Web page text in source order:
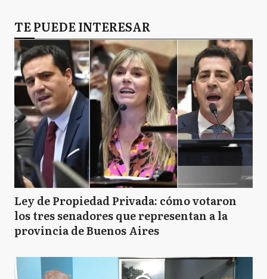
TE PUEDE INTERESAR
Ley de Propiedad Privada: cómo votaron
los tres senadores que representan a la
provincia de Buenos Aires